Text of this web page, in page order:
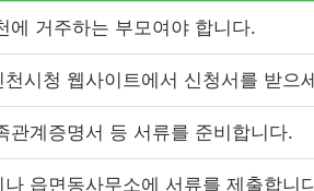
에 거주하는 부모여야 합니다.
시청 웹사이트에서 신청서를 받으
관계증명서 등 서류를 준비합니다.
읍면동사무소에 서류를 제출합니